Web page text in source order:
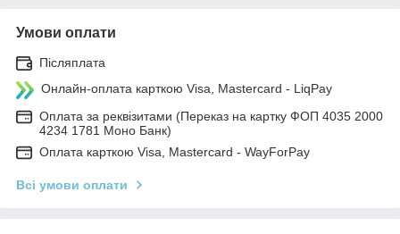
Умови оплати
Післяплата
Онлайн-оплата карткою Visa, Mastercard - LiqPay
Оплата за реквізитами (Переказ на картку ФОП 4035 2000
4234 1781 Моно Банк)
Оплата карткою Visa, Mastercard - WayForPay
Всі умови оплати